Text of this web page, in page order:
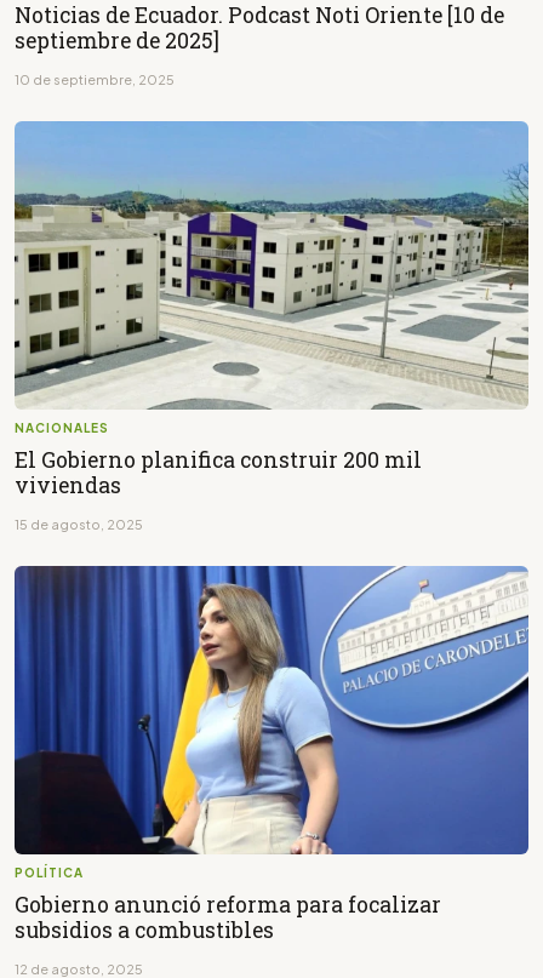
Noticias de Ecuador. Podcast Noti Oriente [10 de
septiembre de 2025]
10 de septiembre, 2025
NACIONALES
El Gobierno planifica construir 200 mil
viviendas
15 de agosto, 2025
POLÍTICA
Gobierno anunció reforma para focalizar
subsidios a combustibles
12 de agosto, 2025